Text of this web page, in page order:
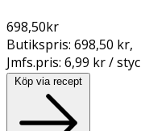
698,50kr
Butikspris: 698,50 kr,
Jmfs.pris: 6,99 kr /
Köp via recept